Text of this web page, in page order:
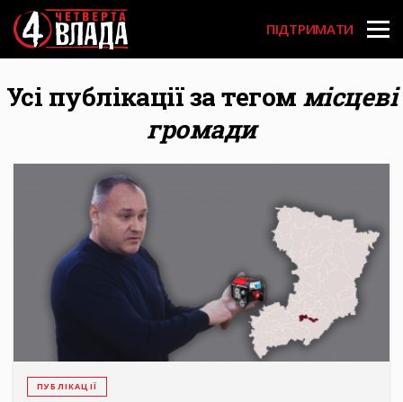
Перейти
до
основного
вмісту
User
account
menu
ПІДТРИМАТИ
Усі публікації за тегом місцеві
громади
ПУБЛІКАЦІЇ